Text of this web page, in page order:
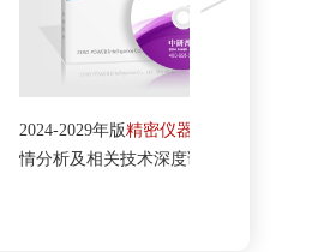
年版精密仪器市场行
相关技术深度调研报告